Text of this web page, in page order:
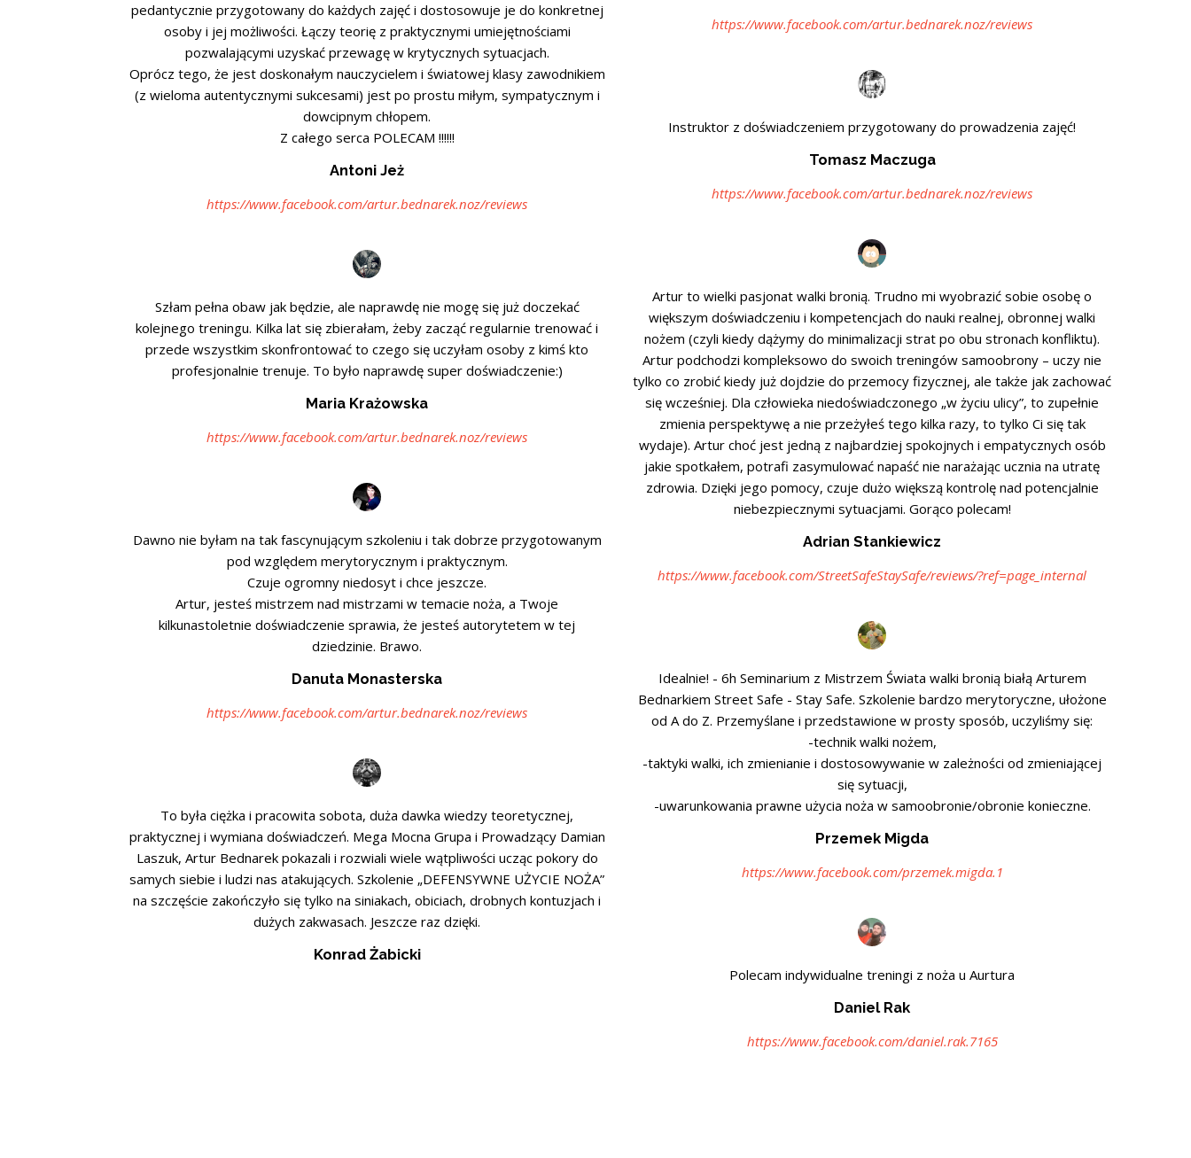
pedantycznie przygotowany do każdych zajęć i dostosowuje je do konkretnej
osoby i jej możliwości. Łączy teorię z praktycznymi umiejętnościami
pozwalającymi uzyskać przewagę w krytycznych sytuacjach.
Oprócz tego, że jest doskonałym nauczycielem i światowej klasy zawodnikiem
(z wieloma autentycznymi sukcesami) jest po prostu miłym, sympatycznym i
dowcipnym chłopem.
Z całego serca POLECAM !!!!!!
Antoni Jeż
https://www.facebook.com/artur.bednarek.noz/reviews
Szłam pełna obaw jak będzie, ale naprawdę nie mogę się już doczekać
kolejnego treningu. Kilka lat się zbierałam, żeby zacząć regularnie trenować i
przede wszystkim skonfrontować to czego się uczyłam osoby z kimś kto
profesjonalnie trenuje. To było naprawdę super doświadczenie:)
Maria Krażowska
https://www.facebook.com/artur.bednarek.noz/reviews
Dawno nie byłam na tak fascynującym szkoleniu i tak dobrze przygotowanym
pod względem merytorycznym i praktycznym.
Czuje ogromny niedosyt i chce jeszcze.
Artur, jesteś mistrzem nad mistrzami w temacie noża, a Twoje
kilkunastoletnie doświadczenie sprawia, że jesteś autorytetem w tej
dziedzinie. Brawo.
Danuta Monasterska
https://www.facebook.com/artur.bednarek.noz/reviews
To była ciężka i pracowita sobota, duża dawka wiedzy teoretycznej,
praktycznej i wymiana doświadczeń. Mega Mocna Grupa i Prowadzący Damian
Laszuk, Artur Bednarek pokazali i rozwiali wiele wątpliwości ucząc pokory do
samych siebie i ludzi nas atakujących. Szkolenie „DEFENSYWNE UŻYCIE NOŻA”
na szczęście zakończyło się tylko na siniakach, obiciach, drobnych kontuzjach i
dużych zakwasach. Jeszcze raz dzięki.
Konrad Żabicki
https://www.facebook.com/artur.bednarek.noz/reviews
Instruktor z doświadczeniem przygotowany do prowadzenia zajęć!
Tomasz Maczuga
https://www.facebook.com/artur.bednarek.noz/reviews
Artur to wielki pasjonat walki bronią. Trudno mi wyobrazić sobie osobę o
większym doświadczeniu i kompetencjach do nauki realnej, obronnej walki
nożem (czyli kiedy dążymy do minimalizacji strat po obu stronach konfliktu).
Artur podchodzi kompleksowo do swoich treningów samoobrony – uczy nie
tylko co zrobić kiedy już dojdzie do przemocy fizycznej, ale także jak zachować
się wcześniej. Dla człowieka niedoświadczonego „w życiu ulicy”, to zupełnie
zmienia perspektywę a nie przeżyłeś tego kilka razy, to tylko Ci się tak
wydaje). Artur choć jest jedną z najbardziej spokojnych i empatycznych osób
jakie spotkałem, potrafi zasymulować napaść nie narażając ucznia na utratę
zdrowia. Dzięki jego pomocy, czuje dużo większą kontrolę nad potencjalnie
niebezpiecznymi sytuacjami. Gorąco polecam!
Adrian Stankiewicz
https://www.facebook.com/StreetSafeStaySafe/reviews/?ref=page_internal
Idealnie! - 6h Seminarium z Mistrzem Świata walki bronią białą Arturem
Bednarkiem Street Safe - Stay Safe. Szkolenie bardzo merytoryczne, ułożone
od A do Z. Przemyślane i przedstawione w prosty sposób, uczyliśmy się:
-technik walki nożem,
-taktyki walki, ich zmienianie i dostosowywanie w zależności od zmieniającej
się sytuacji,
-uwarunkowania prawne użycia noża w samoobronie/obronie konieczne.
Przemek Migda
https://www.facebook.com/przemek.migda.1
Polecam indywidualne treningi z noża u Aurtura
Daniel Rak
https://www.facebook.com/daniel.rak.7165